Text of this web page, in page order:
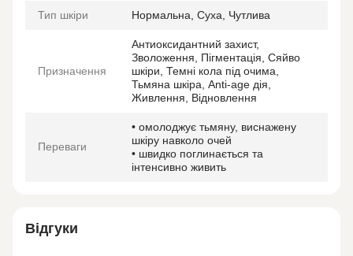
Тип шкіри
Нормальна, Суха, Чутлива
Призначення
Антиоксидантний захист,
Зволоження, Пігментація, Сяйво
шкіри, Темні кола під очима,
Тьмяна шкіра, Anti-age дія,
Живлення, Відновлення
Переваги
• омолоджує тьмяну, виснажену
шкіру навколо очей
• швидко поглинається та
інтенсивно живить
Відгуки